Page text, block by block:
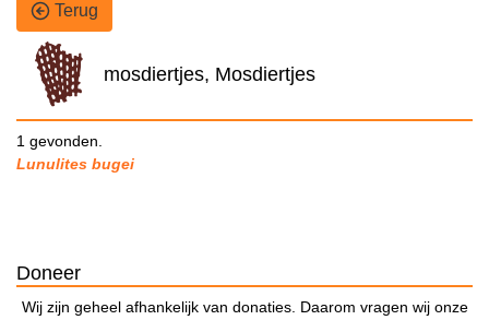
Terug
mosdiertjes, Mosdiertjes
1 gevonden.
Lunulites bugei
Doneer
Wij zijn geheel afhankelijk van donaties. Daarom vragen wij onze